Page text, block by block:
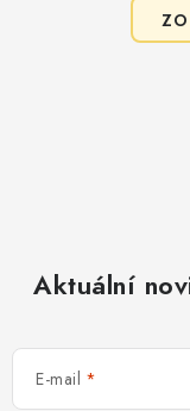
Aktuální
E-mail